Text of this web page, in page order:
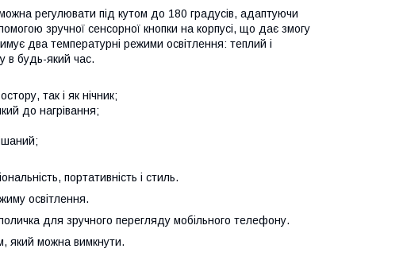
регулювати під кутом до 180 градусів, адаптуючи
зручної сенсорної кнопки на корпусі, що дає змогу
два температурні режими освітлення: теплий і
в будь-який час.
так і як нічник;
до нагрівання;
портативність і стиль.
освітлення.
для зручного перегляду мобільного телефону.
який можна вимкнути.